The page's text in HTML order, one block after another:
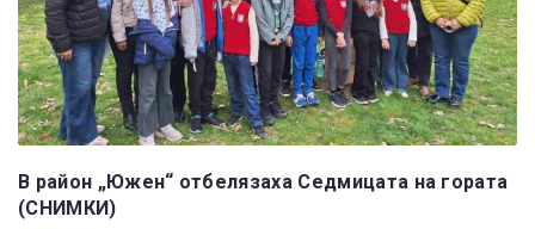
В район „Южен“ отбелязаха Седмицата на гората
(СНИМКИ)